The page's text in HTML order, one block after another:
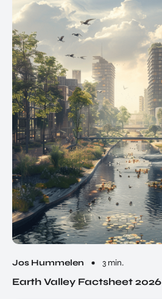
Jos Hummelen 3 min.
Earth Valley Factsheet 2026